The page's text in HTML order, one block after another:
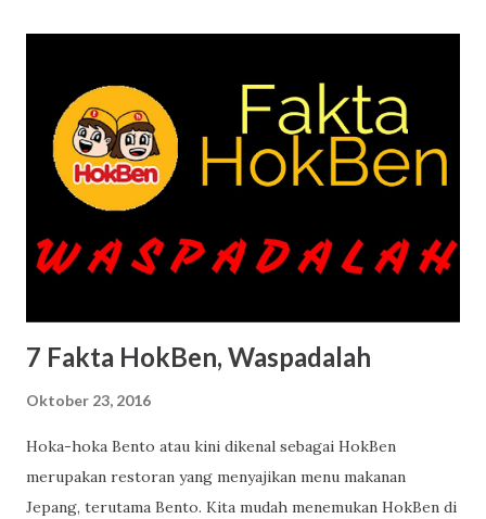
sangat mudah dititipi anak oleh-Nya, pertanyaan mengapa
seolah hadir begitu saja. Baru saja menikah, beberapa bulan
kemudian istri hamil. Setahun kemudian pasangan suami
istri telah menjadi orang tua. Beberapa tahun kemudian,
anak kedua, ketiga dan seterusnya lahir. Jawaban-jawaban
berikut ini mungkin menjadi jawaban sekian orang tua saat
mendapat pertanyaan tersebut: Saya ingin menciptakan
kembali masa kecil yang indah Ngg…Semacam investasi
7 Fakta HokBen, Waspadalah
Oktober 23, 2016
Hoka-hoka Bento atau kini dikenal sebagai HokBen
merupakan restoran yang menyajikan menu makanan
Jepang, terutama Bento. Kita mudah menemukan HokBen di